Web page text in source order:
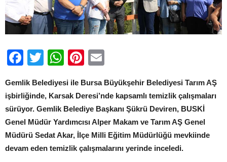
Facebook
TwitterWhatsApp
Pinterest
Gemlik Belediyesi ile Bursa Büyükşehir Belediyesi Tarım AŞ
işbirliğinde, Karsak Deresi’nde kapsamlı temizlik çalışmaları
sürüyor. Gemlik Belediye Başkanı Şükrü Deviren, BUSKİ
Genel Müdür Yardımcısı Alper Makam ve Tarım AŞ Genel
Müdürü Sedat Akar, İlçe Milli Eğitim Müdürlüğü mevkiinde
devam eden temizlik çalışmalarını yerinde inceledi.